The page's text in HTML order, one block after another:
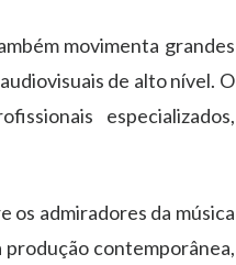
movimenta grandes
de alto nível. O
especializados,
os admiradores da música
contemporânea,